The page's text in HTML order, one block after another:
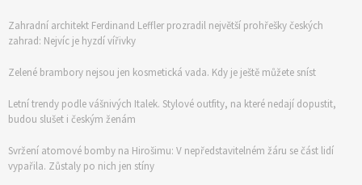
Zahradní architekt Ferdinand Leffler prozradil největší prohřešky českých
zahrad: Nejvíc je hyzdí vířivky
Zelené brambory nejsou jen kosmetická vada. Kdy je ještě můžete sníst
Letní trendy podle vášnivých Italek. Stylové outfity, na které nedají dopustit,
budou slušet i českým ženám
Svržení atomové bomby na Hirošimu: V nepředstavitelném žáru se část lidí
vypařila. Zůstaly po nich jen stíny